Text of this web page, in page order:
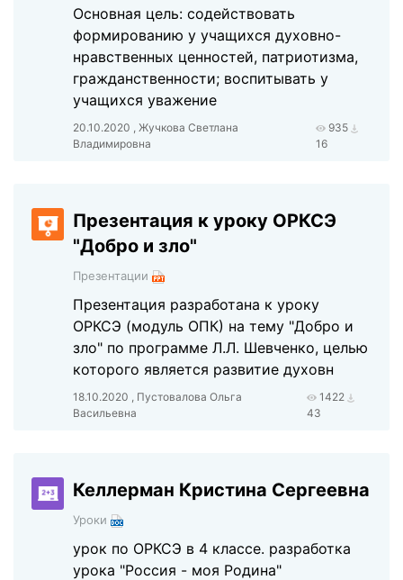
Основная цель: содействовать
формированию у учащихся духовно-
нравственных ценностей, патриотизма,
гражданственности; воспитывать у
учащихся уважение
20.10.2020 , Жучкова Светлана
Владимировна
935
16
Презентация к уроку ОРКСЭ
"Добро и зло"
Презентации
Презентация разработана к уроку
ОРКСЭ (модуль ОПК) на тему "Добро и
зло" по программе Л.Л. Шевченко, целью
которого является развитие духовн
18.10.2020 , Пустовалова Ольга
Васильевна
1422
43
Келлерман Кристина Сергеевна
Уроки
урок по ОРКСЭ в 4 классе. разработка
урока "Россия - моя Родина"